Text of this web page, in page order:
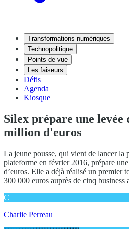
Transformations numériques
Technopolitique
Points de vue
Les faiseurs
Défis
Agenda
Kiosque
Silex prépare une levée
million d'euros
La jeune pousse, qui vient de lancer la
plateforme en février 2016, prépare
d’euros. Elle a déjà réalisé un premier
300 000 euros auprès de cinq business
C
Charlie Perreau